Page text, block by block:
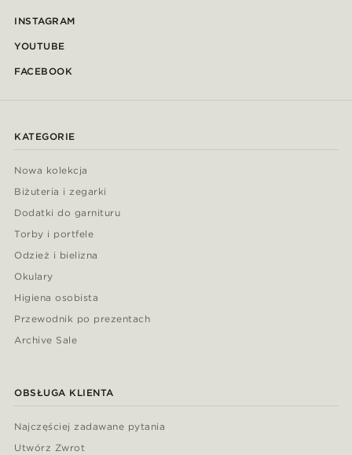
INSTAGRAM
YOUTUBE
FACEBOOK
KATEGORIE
Nowa kolekcja
Biżuteria i zegarki
Dodatki do garnituru
Torby i portfele
Odzież i bielizna
Okulary
Higiena osobista
Przewodnik po prezentach
Archive Sale
OBSŁUGA KLIENTA
Najczęściej zadawane pytania
Utwórz Zwrot